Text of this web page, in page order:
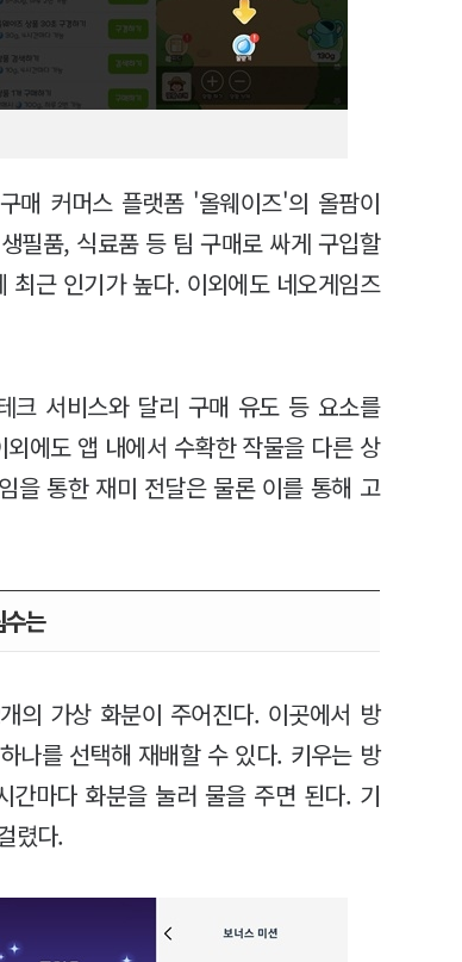
매 커머스 플랫폼 '올웨이즈'의 올팜이
필품, 식료품 등 팀 구매로 싸게 구입할
근 인기가 높다. 이외에도 네오게임즈
크 서비스와 달리 구매 유도 등 요소를
에도 앱 내에서 수확한 작물을 다른 상
을 통한 재미 전달은 물론 이를 통해 고
는
의 가상 화분이 주어진다. 이곳에서 방
나를 선택해 재배할 수 있다. 키우는 방
간마다 화분을 눌러 물을 주면 된다. 기
렸다.